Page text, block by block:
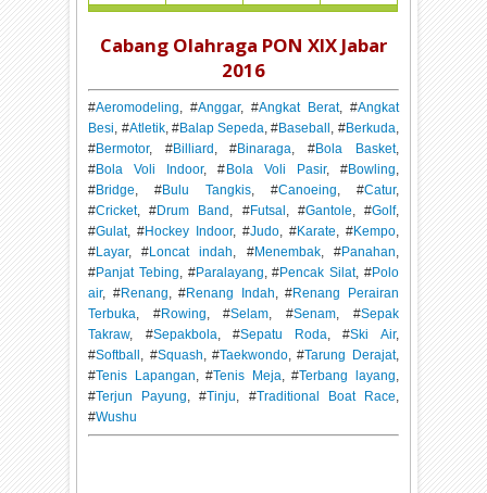
Cabang Olahraga PON XIX Jabar
2016
#Aeromodeling, #Anggar, #Angkat Berat, #Angkat
Besi, #Atletik, #Balap Sepeda, #Baseball , #Berkuda,
#Bermotor, #Billiard , #Binaraga, #Bola Basket,
#Bola Voli Indoor, # Bola Voli Pasir, #Bowling,
#Bridge, #Bulu Tangkis, #Canoeing, #Catur,
#Cricket, #Drum Band , #Futsal , #Gantole, #Golf,
#Gulat, #Hockey Indoor, #Judo, #Karate, #Kempo,
#Layar, #Loncat indah, #Menembak, #Panahan,
#Panjat Tebing, #Paralayang, #Pencak Silat, #Polo
air, #Renang, #Renang Indah, #Renang Perairan
Terbuka, #Rowing, #Selam, #Senam, #Sepak
Takraw, #Sepakbola, #Sepatu Roda, #Ski Air,
#Softball , #Squash, #Taekwondo, #Tarung Derajat,
#Tenis Lapangan, #Tenis Meja, #Terbang layang,
#Terjun Payung, #Tinju, #Traditional Boat Race,
#Wushu